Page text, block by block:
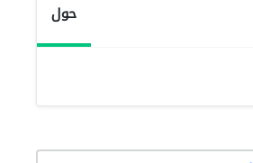
حول